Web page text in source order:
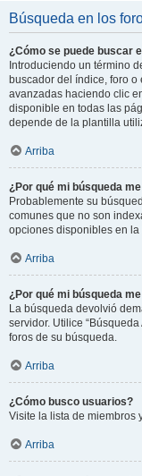
Búsqueda en los
¿Cómo se puede buscar
Introduciendo un término
buscador del índice, foro
avanzadas haciendo clic
disponible en todas las
depende de la plantilla
Arriba
¿Por qué mi búsqueda
Probablemente su
comunes que no son
opciones disponibles en
Arriba
¿Por qué mi búsqueda
La búsqueda devolvió
servidor. Utilice
foros de su búsqueda.
Arriba
¿Cómo busco usuarios?
Visite la lista de miembros
Arriba